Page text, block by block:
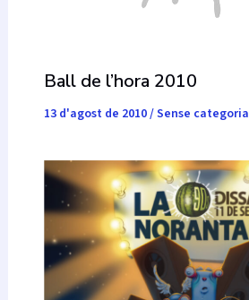
Ball de l’hora 2010
13 d'agost de 2010/Sense categoria